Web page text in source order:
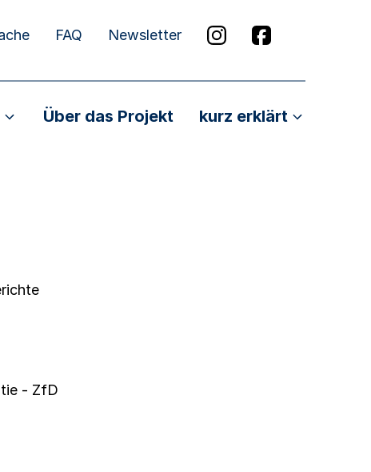
FAQ Newsletter
Über das Projekt kurz erklärt
- ZfD